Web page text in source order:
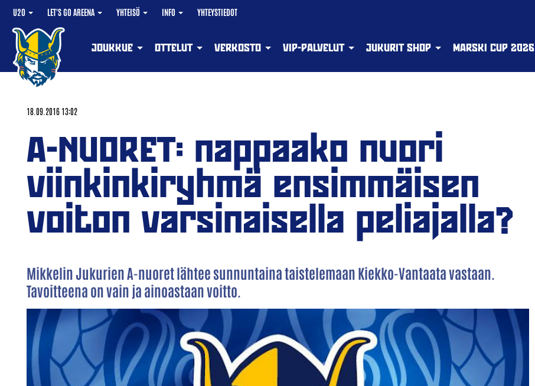
U20 LET'S GO AREENA YHTEISÖ INFO YHTEYSTIEDOT
JOUKKUE OTTELUT VERKOSTO VIP-PALVELUT JUKURIT SHOP MARSKI CUP 2026
18.09.2016 13:02
A-NUORET: nappaako nuori
viinkinkiryhmä ensimmäisen
voiton varsinaisella peliajalla?
Mikkelin Jukurien A-nuoret lähtee sunnuntaina taistelemaan Kiekko-Vantaata vastaan.
Tavoitteena on vain ja ainoastaan voitto.